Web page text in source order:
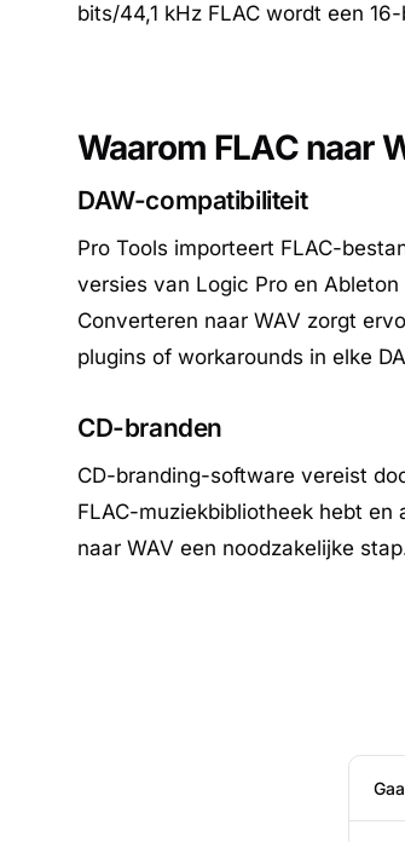
bits/44,1 kHz FLAC wordt een
Waarom FLAC naar
DAW-compatibiliteit
Pro Tools importeert FLAC-
versies van Logic Pro en
Converteren naar WAV zorgt
plugins of workarounds in elke
CD-branden
CD-branding-software vereist
FLAC-muziekbibliotheek hebt
naar WAV een noodzakelijke